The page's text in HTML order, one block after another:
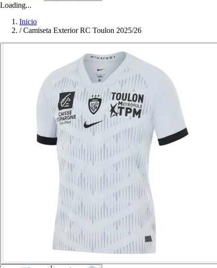
Loading...
Inicio
/ Camiseta Exterior RC Toulon 2025/26